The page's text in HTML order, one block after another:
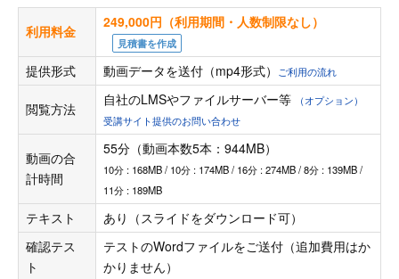
利用料金
249,000円（利用期間・人数制限なし）
見積書を作成
提供形式 動画データを送付（mp4形式） ご利用の流れ
閲覧方法
自社のLMSやファイルサーバー等
（オプション）
受講サイト提供のお問い合わせ
動画の合
計時間
55分（動画本数5本：944MB）
10分 : 168MB / 10分 : 174MB / 16分 : 274MB / 8分 : 139MB /
11分 : 189MB
テキスト
あり（スライドをダウンロード可）
確認テス
ト
テストのWordファイルをご送付（追加費用はか
かりません）